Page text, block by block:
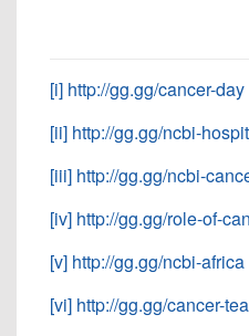
[i] http://gg.gg/cancer-day
[ii] http://gg.gg/ncbi-
[iii] http://gg.gg/ncbi-
[iv] http://gg.gg/role-of-
[v] http://gg.gg/ncbi-africa
[vi] http://gg.gg/cancer-